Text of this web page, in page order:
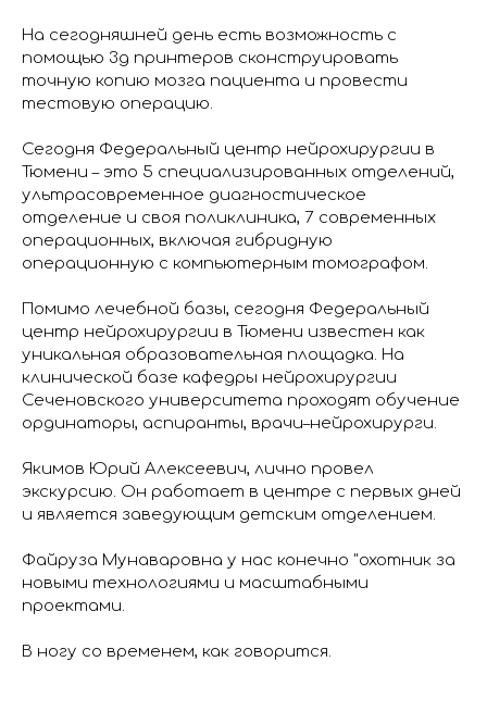
На сегодняшней день есть возможность с
помощью 3д принтеров сконструировать
точную копию мозга пациента и провести
тестовую операцию.
Сегодня Федеральный центр нейрохирургии в
Тюмени – это 5 специализированных отделений,
ультрасовременное диагностическое
отделение и своя поликлиника, 7 современных
операционных, включая гибридную
операционную с компьютерным томографом.
Помимо лечебной базы, сегодня Федеральный
центр нейрохирургии в Тюмени известен как
уникальная образовательная площадка. На
клинической базе кафедры нейрохирургии
Сеченовского университета проходят обучение
ординаторы, аспиранты, врачи–нейрохирурги.
Якимов Юрий Алексеевич, лично провел
экскурсию. Он работает в центре с первых дней
и является заведующим детским отделением.
Файруза Мунаваровна у нас конечно "охотник за
новыми технологиями и масштабными
проектами.
В ногу со временем, как говорится.